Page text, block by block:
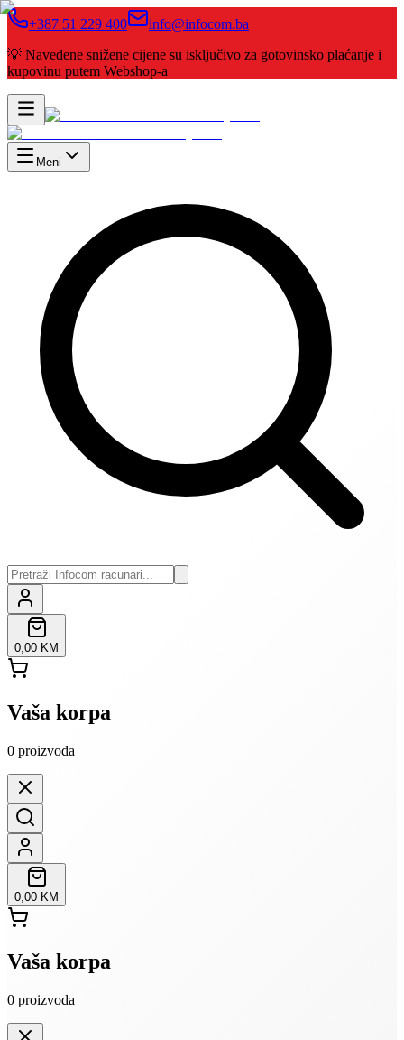
+387 51 229 400
info@infocom.ba
💡 Navedene snižene cijene su isključivo za gotovinsko plaćanje i
kupovinu putem Webshop-a
Meni
0,00 KM
Vaša korpa
0 proizvoda
0,00 KM
Vaša korpa
0 proizvoda